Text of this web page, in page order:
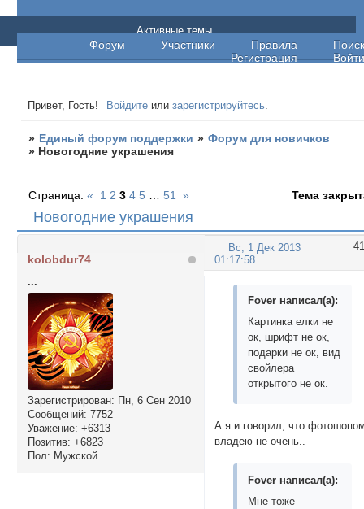
Единый форум поддержки
Форум Участники Правила
Поиск
Регистрация
Войти
Активные темы
Привет, Гость! Войдите илизарегистрируйтесь.
» Единый форум поддержки » Форум для новичков
» Новогодние украшения
Новогодние украшения
Страница:« 1 2 3 4 5 51 » Тема
41
Вс, 1 Дек 2013
01:17:58
kolobdur74
...
Зарегистрирован: Пн, 6 Сен 2010
Сообщений: 7752
Уважение: +6313
Позитив: +6823
Пол: Мужской
Fover написал(а):
Картинка елки не
ок, шрифт не ок,
подарки не ок, вид
свойлера
открытого не ок.
А я и говорил, что
владею не очень..
Fover написал(а):
Мне тоже